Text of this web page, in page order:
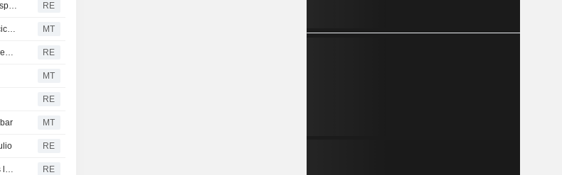
El oro se consolida mientras el petroleo cae tras la decision de Trump de posponer el ataque a Iran RE
Aeris Resources prevé producir hasta 27.000 toneladas de cobre en el ejercicio fiscal 2027 MT
El oro sube mientras el petroleo se desploma tras la decision de Trump de frenar el ataque a Iran RE
MT
RE
MT
RE
El oro se encamina a romper una racha de cuatro meses de caídas mientras los inversores analizan las señales de la Fed RE